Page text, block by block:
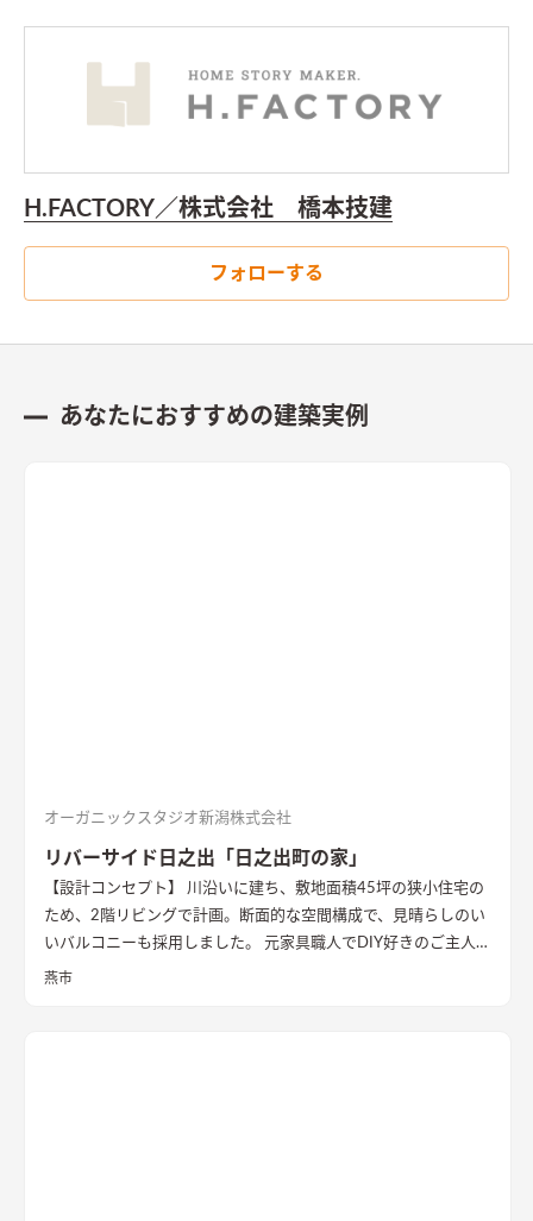
H.FACTORY／株式会社 橋本技建
フォローする
あなたにおすすめの建築実例
オーガニックスタジオ新潟株式会社
リバーサイド日之出「日之出町の家」
【設計コンセプト】 川沿いに建ち、敷地面積45坪の狭小住宅の
ため、2階リビングで計画。断面的な空間構成で、見晴らしのい
いバルコニーも採用しました。 元家具職人でDIY好きのご主人の
ため、内部でも作業ができるように広めの土間があります。 外
燕市